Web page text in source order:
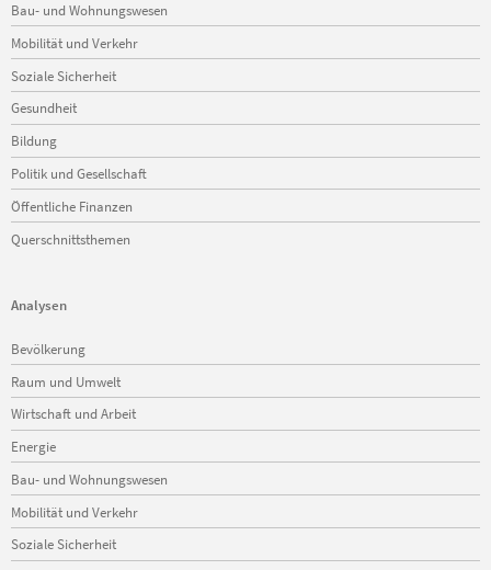
Bau- und Wohnungswesen
Mobilität und Verkehr
Soziale Sicherheit
Gesundheit
Bildung
Politik und Gesellschaft
Öffentliche Finanzen
Querschnittsthemen
Analysen
Navigation
überspringen
Bevölkerung
Raum und Umwelt
Wirtschaft und Arbeit
Energie
Bau- und Wohnungswesen
Mobilität und Verkehr
Soziale Sicherheit